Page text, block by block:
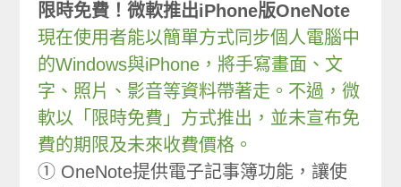
限時免費！微軟推出iPhone版OneNote
現在使用者能以簡單方式同步個人電腦中
的Windows與iPhone，將手寫畫面、文
字、照片、影音等資料帶著走。不過，微
軟以「限時免費」方式推出，並未宣布免
費的期限及未來收費價格。
① OneNote提供電子記事簿功能，讓使